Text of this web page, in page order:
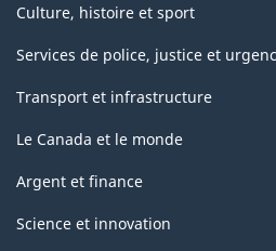
Culture, histoire et sport
Services de police, justice et
Transport et infrastructure
Le Canada et le monde
Argent et finance
Science et innovation